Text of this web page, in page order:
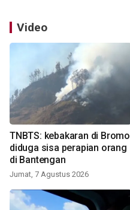
Video
TNBTS: kebakaran di Bromo
diduga sisa perapian orang
di Bantengan
Jumat, 7 Agustus 2026